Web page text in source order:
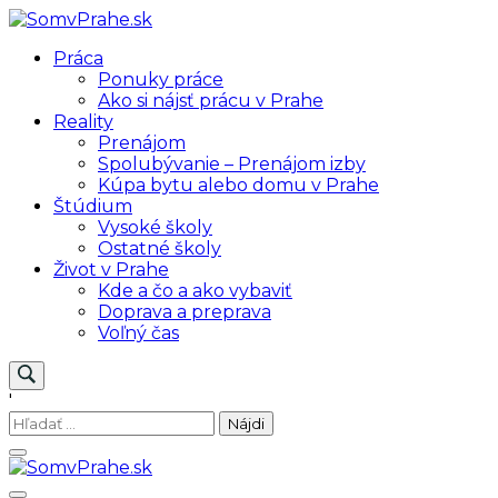
Skip
content
SomvPrahe.sk
Pre lepší život v Prahe
Práca
Ponuky práce
Ako si nájsť prácu v Prahe
Reality
Prenájom
Spolubývanie – Prenájom izby
Kúpa bytu alebo domu v Prahe
Štúdium
Vysoké školy
Ostatné školy
Život v Prahe
Kde a čo a ako vybaviť
Doprava a preprava
Voľný čas
'
Hľadať: